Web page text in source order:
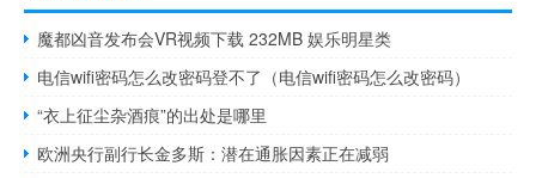
魔都凶音发布会VR视频下载 232MB 娱乐明星类
电信wifi密码怎么改密码登不了（电信wifi密码怎么改密码）
“衣上征尘杂酒痕”的出处是哪里
欧洲央行副行长金多斯：潜在通胀因素正在减弱